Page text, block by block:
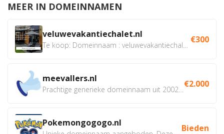
MEER IN DOMEINNAMEN
veluwevakantiechalet.nl €300
meevallers.nl €2.000
Pokemongogogo.nl Bieden